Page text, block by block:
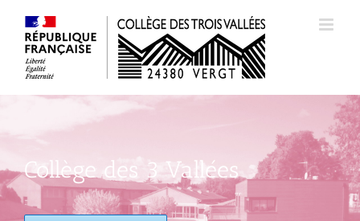
contenu
Collège des 3 Vallées